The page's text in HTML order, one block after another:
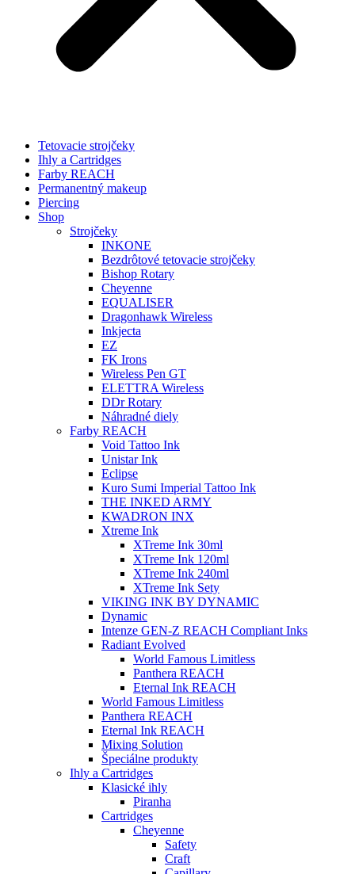
Tetovacie strojčeky
Ihly a Cartridges
Farby REACH
Permanentný makeup
Piercing
Shop
Strojčeky
INKONE
Bezdrôtové tetovacie strojčeky
Bishop Rotary
Cheyenne
EQUALISER
Dragonhawk Wireless
Inkjecta
EZ
FK Irons
Wireless Pen GT
ELETTRA Wireless
DDr Rotary
Náhradné diely
Farby REACH
Void Tattoo Ink
Unistar Ink
Eclipse
Kuro Sumi Imperial Tattoo Ink
THE INKED ARMY
KWADRON INX
Xtreme Ink
XTreme Ink 30ml
XTreme Ink 120ml
XTreme Ink 240ml
XTreme Ink Sety
VIKING INK BY DYNAMIC
Dynamic
Intenze GEN-Z REACH Compliant Inks
Radiant Evolved
World Famous Limitless
Panthera REACH
Eternal Ink REACH
World Famous Limitless
Panthera REACH
Eternal Ink REACH
Mixing Solution
Špeciálne produkty
Ihly a Cartridges
Klasické ihly
Piranha
Cartridges
Cheyenne
Safety
Craft